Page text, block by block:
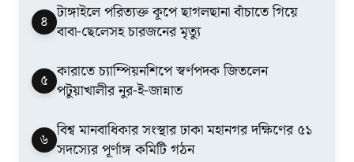
৪ টাঙ্গাইলে পরিত্যক্ত কূপে ছাগলছানা বাঁচাতে গিয়ে
বাবা-ছেলেসহ চারজনের মৃত্যু
৫ কারাতে চ্যাম্পিয়নশিপে স্বর্ণপদক জিতলেন
পটুয়াখালীর নুর-ই-জান্নাত
৬ বিশ্ব মানবাধিকার সংস্থার ঢাকা মহানগর দক্ষিণের ৫১
সদস্যের পূর্ণাঙ্গ কমিটি গঠন